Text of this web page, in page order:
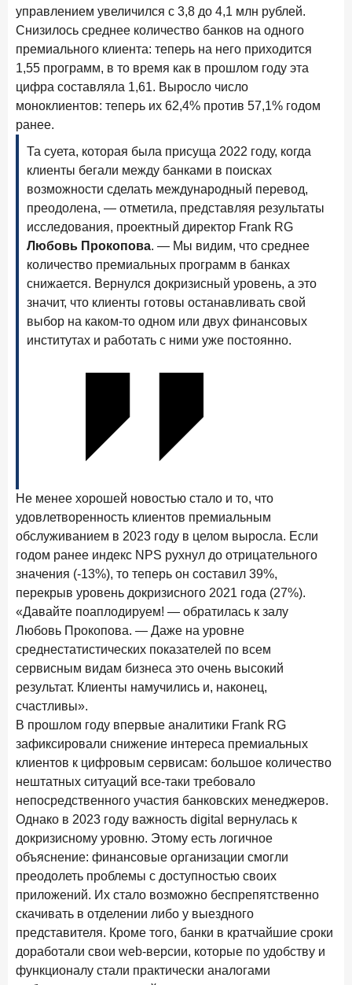
«Скорость измеряется секундами». Новые стандарты
банковского контакт-центра
25 июня 2026 года ИССЛЕДОВАНИЕ
Ипотека в России: итоги мая 2026 года в цифрах
«Честность — индустриальный стандарт»: как банки
завоевывают лояльность private-клиентов
Рассылка Frank RG
Итоги недели, наша трактовка основных событий
на банковском рынке
ПОДПИСАТЬСЯ
Я согласен с условиями обработки данных
По итогам мая 2026 года объем выдач кредитов
составил 993,8 млрд руб.
4 июня 2026 года
партнерстве человека и технологий
1 июня 2026 года
В борьбе за сбережения россиян банки учатся
понимать контекст
28 мая 2026 года ИССЛЕДОВАНИЕ
Доверие становится главным фактором на рынке
Private banking
25 мая 2026 года ИССЛЕДОВАНИЕ
Ипотека в России: итоги апреля 2026 года в цифрах
13 мая 2026 года
«Ни один зарубежный private банк не может
сравниться с российским»
6 мая 2026 года
По итогам апреля 2026 года объем выдач кредитов
составил 968 млрд руб.
29 апреля 2026 года ИССЛЕДОВАНИЕ
Конкуренция на рынке инвестиционно-страховых
продуктов усиливается
28 апреля 2026 года
Привязанность побеждает ставку? Как выбирают банк
для сбережений в 2026 году
27 апреля 2026 года ИССЛЕДОВАНИЕ
управлением увеличился с 3,8 до 4,1 млн рублей.
Снизилось среднее количество банков на одного
премиального клиента: теперь на него приходится
1,55 программ, в то время как в прошлом году эта
цифра составляла 1,61. Выросло число
моноклиентов: теперь их 62,4% против 57,1% годом
ранее.
Та суета, которая была присуща 2022 году, когда
клиенты бегали между банками в поисках
возможности сделать международный перевод,
преодолена, — отметила, представляя результаты
исследования, проектный директор Frank RG
Любовь Прокопова. — Мы видим, что среднее
количество премиальных программ в банках
снижается. Вернулся докризисный уровень, а это
значит, что клиенты готовы останавливать свой
выбор на каком-то одном или двух финансовых
институтах и работать с ними уже постоянно.
Не менее хорошей новостью стало и то, что
удовлетворенность клиентов премиальным
обслуживанием в 2023 году в целом выросла. Если
годом ранее индекс NPS рухнул до отрицательного
значения (-13%), то теперь он составил 39%,
перекрыв уровень докризисного 2021 года (27%).
«Давайте поаплодируем! — обратилась к залу
Любовь Прокопова. — Даже на уровне
среднестатистических показателей по всем
сервисным видам бизнеса это очень высокий
результат. Клиенты намучились и, наконец,
счастливы».
В прошлом году впервые аналитики Frank RG
зафиксировали снижение интереса премиальных
клиентов к цифровым сервисам: большое количество
нештатных ситуаций все-таки требовало
непосредственного участия банковских менеджеров.
Однако в 2023 году важность digital вернулась к
докризисному уровню. Этому есть логичное
объяснение: финансовые организации смогли
преодолеть проблемы с доступностью своих
приложений. Их стало возможно беспрепятственно
скачивать в отделении либо у выездного
представителя. Кроме того, банки в кратчайшие сроки
доработали свои web-версии, которые по удобству и
функционалу стали практически аналогами